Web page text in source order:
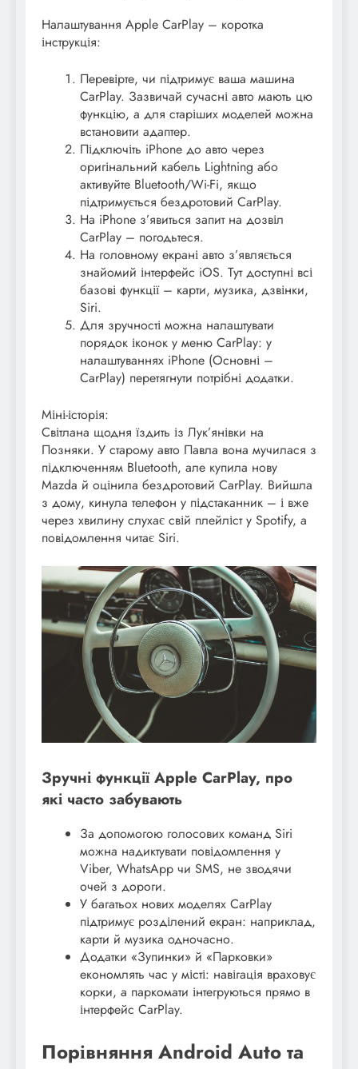
Налаштування Apple CarPlay – коротка
інструкція:
Перевірте, чи підтримує ваша машина
CarPlay. Зазвичай сучасні авто мають цю
функцію, а для старіших моделей можна
встановити адаптер.
Підключіть iPhone до авто через
оригінальний кабель Lightning або
активуйте Bluetooth/Wi-Fi, якщо
підтримується бездротовий CarPlay.
На iPhone з’явиться запит на дозвіл
CarPlay – погодьтеся.
На головному екрані авто з’являється
знайомий інтерфейс iOS. Тут доступні всі
базові функції – карти, музика, дзвінки,
Siri.
Для зручності можна налаштувати
порядок іконок у меню CarPlay: у
налаштуваннях iPhone (Основні –
CarPlay) перетягнути потрібні додатки.
Міні-історія:
Світлана щодня їздить із Лук’янівки на
Позняки. У старому авто Павла вона мучилася з
підключенням Bluetooth, але купила нову
Mazda й оцінила бездротовий CarPlay. Вийшла
з дому, кинула телефон у підстаканник – і вже
через хвилину слухає свій плейліст у Spotify, а
повідомлення читає Siri.
Зручні функції Apple CarPlay, про
які часто забувають
За допомогою голосових команд Siri
можна надиктувати повідомлення у
Viber, WhatsApp чи SMS, не зводячи
очей з дороги.
У багатьох нових моделях CarPlay
підтримує розділений екран: наприклад,
карти й музика одночасно.
Додатки «Зупинки» й «Парковки»
економлять час у місті: навігація враховує
корки, а паркомати інтегруються прямо в
інтерфейс CarPlay.
Порівняння Android Auto та